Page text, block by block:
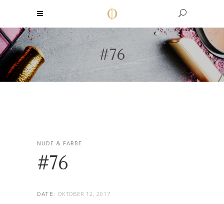
#76
NUDE & FARBE
#76
DATE: OKTOBER 12, 2017